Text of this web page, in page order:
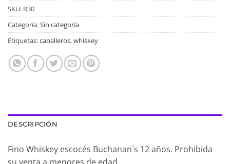
SKU: R30
Categoría:Sin categoría
Etiquetas:caballeros,whiskey
DESCRIPCIÓN
Fino Whiskey escocés Buchanan´s 12 años. Prohibida